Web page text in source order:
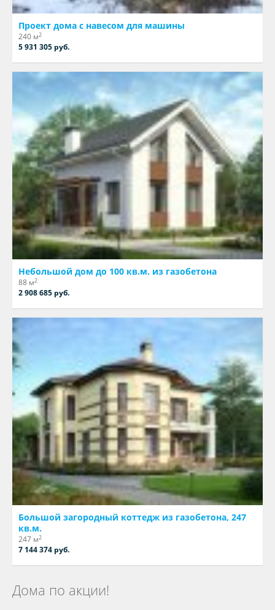
Проект дома с навесом для машины
240 м2
5 931 305 руб.
Небольшой дом до 100 кв.м. из газобетона
88 м2
2 908 685 руб.
Большой загородный коттедж из газобетона, 247
кв.м.
247 м2
7 144 374 руб.
Дома по акции!